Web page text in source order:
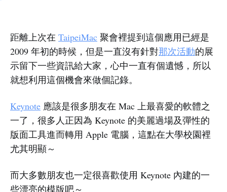
距離上次在 TaipeiMac 聚會裡提到這個應用已經是
2009 年初的時候，但是一直沒有針對那次活動的展
示留下一些資訊給大家，心中一直有個遺憾，所以
就想利用這個機會來做個記錄。
Keynote 應該是很多朋友在 Mac 上最喜愛的軟體之
一了，很多人正因為 Keynote 的美麗過場及彈性的
版面工具進而轉用 Apple 電腦，這點在大學校園裡
尤其明顯～
而大多數朋友也一定很喜歡使用 Keynote 內建的一
些漂亮的模版吧～